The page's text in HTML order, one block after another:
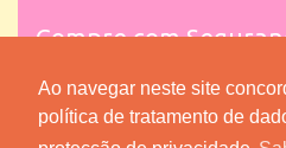
Ao navegar neste site
política de tratamento de
Compre com